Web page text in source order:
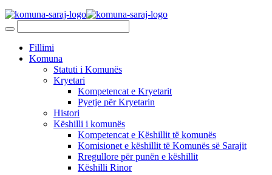
Fillimi
Komuna
Statuti i Komunës
Kryetari
Kompetencat e Kryetarit
Pyetje për Kryetarin
Histori
Këshilli i komunës
Kompetencat e Këshillit të komunës
Komisionet e këshillit të Komunës së Sarajit
Rregullore për punën e këshillit
Këshilli Rinor